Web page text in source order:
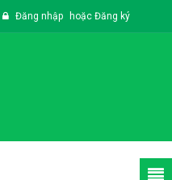
Đăng nhập hoặc Đăng ký